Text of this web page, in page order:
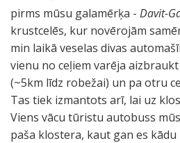
pirms mūsu galamērķa - Davit-
krustcelēs, kur novērojām
min laikā veselas divas
vienu no ceļiem varēja
(~5km līdz robežai) un pa otru
Tas tiek izmantots arī, lai uz
Viens vācu tūristu autobuss
paša klostera, kaut gan es